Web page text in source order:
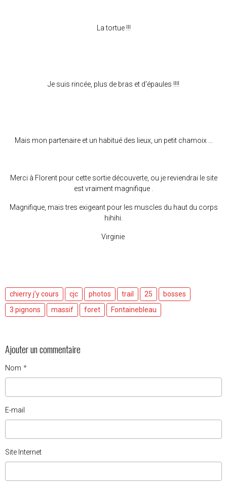
La tortue !!!
Je suis rincée, plus de bras et d'épaules !!!!
Mais mon partenaire et un habitué des lieux, un petit chamoix ...
Merci à Florent pour cette sortie découverte, ou je reviendrai le site
est vraiment magnifique .
Magnifique, mais tres exigeant pour les muscles du haut du corps
hihihi.
Virginie
chierry j'y cours cjc photos trail 25
bosses
3 pignons
massif foret Fontainebleau
Ajouter un commentaire
Nom
E-mail
Site Internet